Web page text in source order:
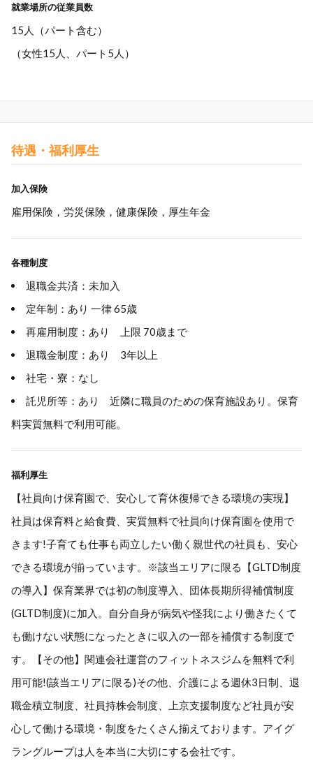
就業場所の従業員数
15人（パート含む）
（女性15人、パート5人）
待遇・福利厚生
加入保険
雇用保険，労災保険，健康保険，厚生年金
各種制度
退職金共済：未加入
定年制：あり 一律 65歳
再雇用制度：あり 上限 70歳まで
退職金制度：あり 3年以上
社宅・寮：なし
託児所等：あり 近隣に職員のための保育施設あり。保育
料実質無料で利用可能。
福利厚生
【社員向け保育園で、安心して育休復帰できる環境の実現】
社員は保育料と給食費、実質無料で社員向け保育園を使用で
きます!子育ても仕事も両立したい働く親世代の社員も、安心
できる環境が揃っています。※該当エリアに限る【GLTD制度
の導入】保育業界では初の制度導入、団体長期所得補償制度
(GLTD制度)に加入。自分自身が病気や怪我により働きたくて
も働けない状態になったときに収入の一部を補償する制度で
す。【その他】関連会社運営のフィットネスジムを無料で利
用可能!(該当エリアに限る)その他、介護による週休3日制、退
職金積立制度、社員持株会制度、上京支援制度など社員が安
心して働ける環境・制度をたくさん揃えております。アイグ
ラングループは人を本当に大切にする会社です。